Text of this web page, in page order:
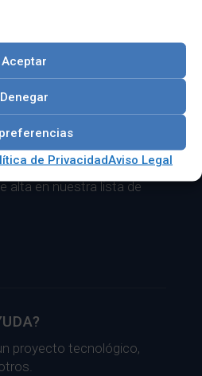
Aceptar
Denegar
de PrivacidadAviso Legal
MODULOS
día del sector tecnológico
mano nuestras ofertas y
alta en nuestra lista de
proyecto tecnológico,